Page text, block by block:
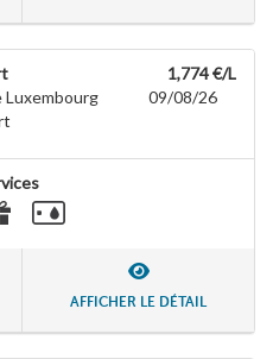
Luxembourg
1,774 €/L
09/08/26
AFFICHER LE DÉTAIL